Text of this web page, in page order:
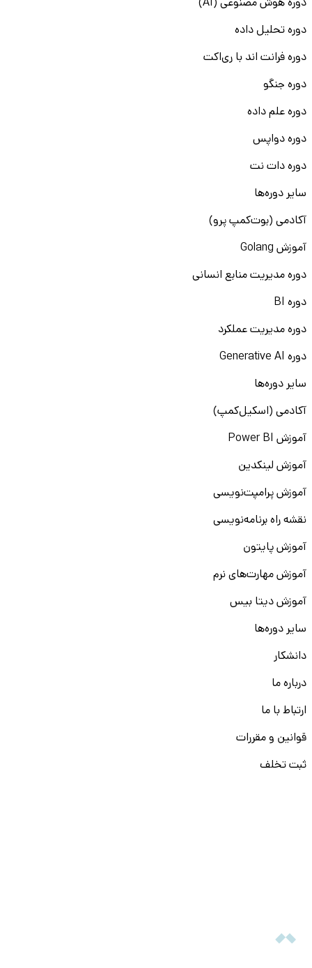
دوره هوش مصنوعی (AI)
دوره تحلیل داده
دوره فرانت اند با ری‌اکت
دوره جنگو
دوره علم داده
دوره دواپس
دوره دات نت
سایر دوره‌ها
آکادمی (بوت‌کمپ پرو)
آموزش Golang
دوره مدیریت منابع انسانی
دوره BI
دوره مدیریت عملکرد
دوره Generative AI
سایر دوره‌ها
آکادمی (اسکیل‌کمپ)
آموزش Power BI
آموزش لینکدین
آموزش پرامپت‌نویسی
نقشه راه برنامه‌نویسی
آموزش پایتون
آموزش مهارت‌های نرم
آموزش دیتا بیس
سایر دوره‌ها
دانشکار
درباره ما
ارتباط با ما
قوانین و مقررات
ثبت تخلف